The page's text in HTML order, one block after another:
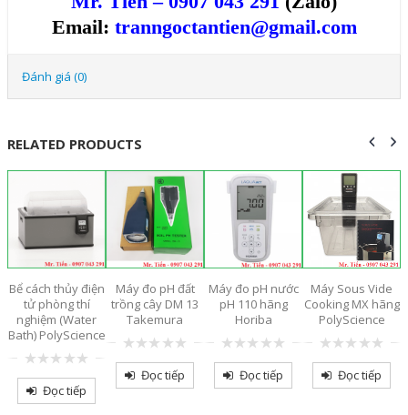
Email: tranngoctantien@gmail.com
Đánh giá (0)
RELATED PRODUCTS
Bể cách thủy điện
tử phòng thí
nghiệm (Water
Bath) PolyScience
0
out Đọc tiếp
Máy đo pH đất
trồng cây DM 13
Takemura
0
out Đọc tiếp
Máy đo pH nước
pH 110 hãng
Horiba
0
out Đọc tiếp
Máy Sous Vide
Cooking MX hãng
PolyScience
0
out Đọc tiếp